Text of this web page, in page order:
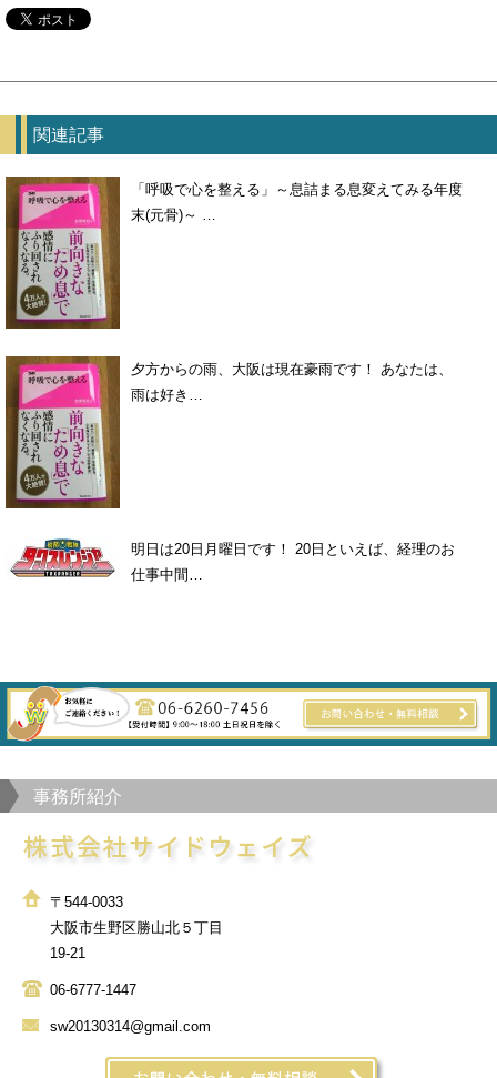
関連記事
「呼吸で心を整える」～息詰まる息変えてみる年度
末(元骨)～ …
夕方からの雨、大阪は現在豪雨です！ あなたは、
雨は好き…
明日は20日月曜日です！ 20日といえば、経理のお
仕事中間…
事務所紹介
〒544-0033
大阪市生野区勝山北５丁目
19-21
06-6777-1447
sw20130314@gmail.com